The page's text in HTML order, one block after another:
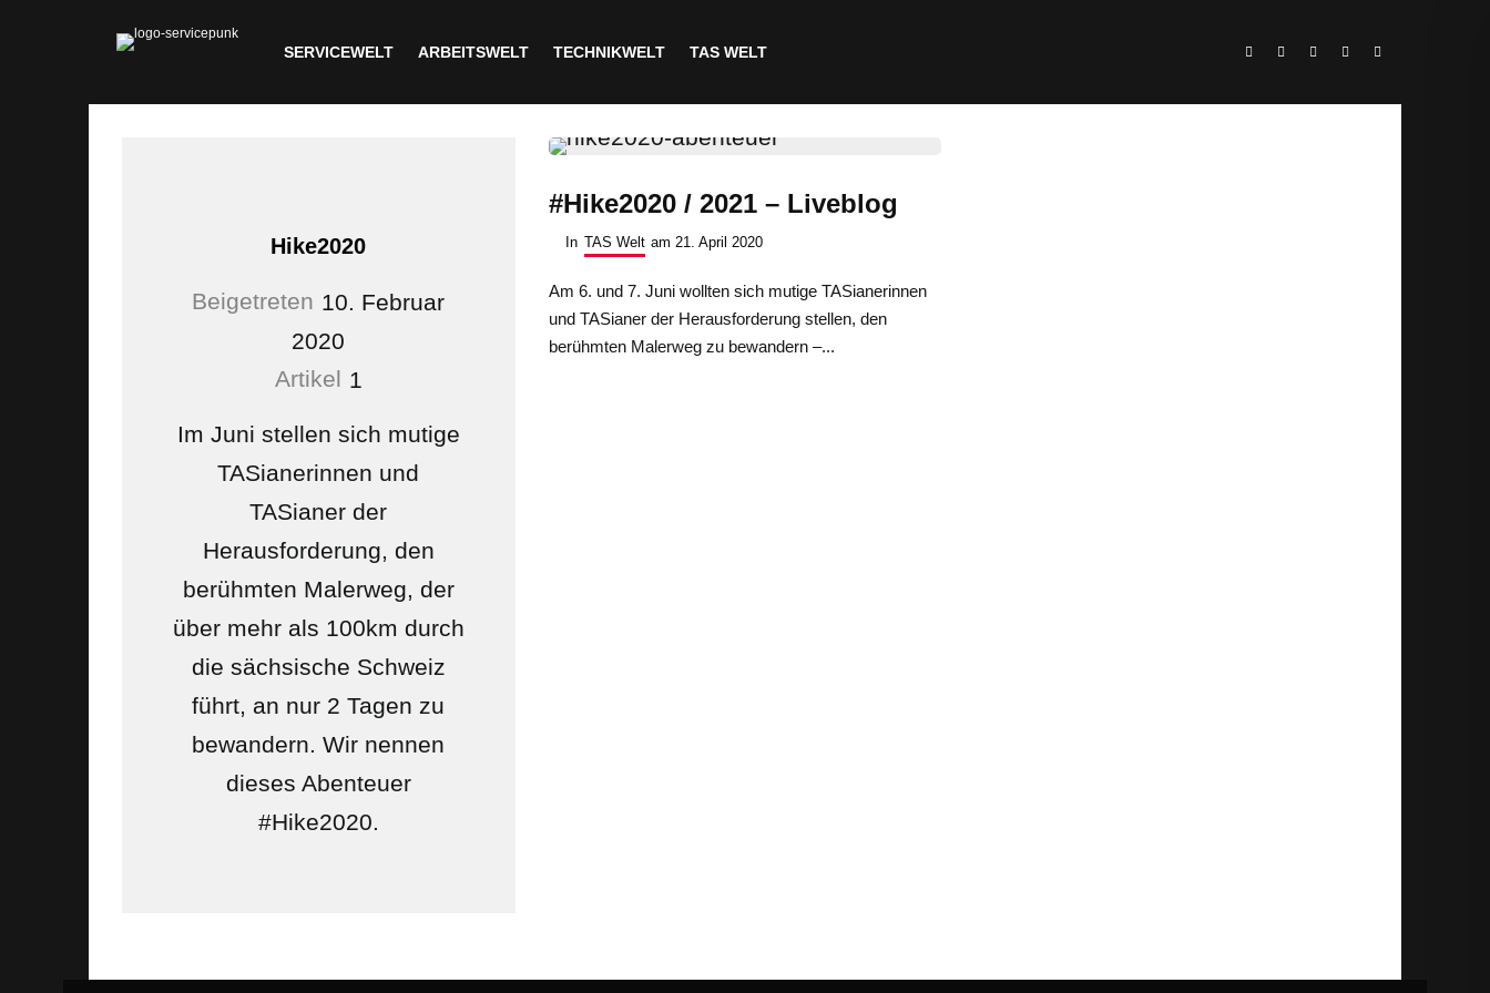
SERVICEWELT ARBEITSWELT TECHNIKWELT TAS WELT
Hike2020
Beigetreten 10. Februar
2020
Artikel 1
Im Juni stellen sich mutige
TASianerinnen und
TASianer der
Herausforderung, den
berühmten Malerweg, der
über mehr als 100km durch
die sächsische Schweiz
führt, an nur 2 Tagen zu
bewandern. Wir nennen
dieses Abenteuer
#Hike2020.
#Hike2020 / 2021 – Liveblog
In TAS Welt am 21. April 2020
Am 6. und 7. Juni wollten sich mutige TASianerinnen
und TASianer der Herausforderung stellen, den
berühmten Malerweg zu bewandern –...